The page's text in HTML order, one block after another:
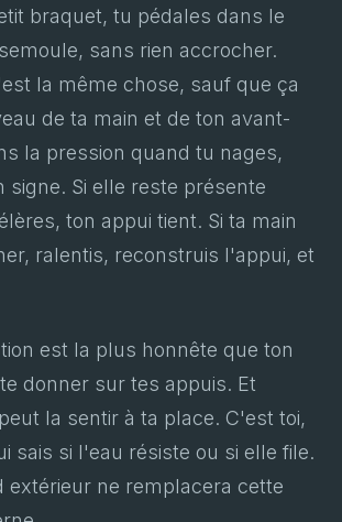
braquet, tu pédales dans le
sans rien accrocher.
la même chose, sauf que ça
de ta main et de ton avant-
la pression quand tu nages,
signe. Si elle reste présente
ton appui tient. Si ta main
ralentis, reconstruis l'appui, et
est la plus honnête que ton
donner sur tes appuis. Et
la sentir à ta place. C'est toi,
sais si l'eau résiste ou si elle file.
extérieur ne remplacera cette